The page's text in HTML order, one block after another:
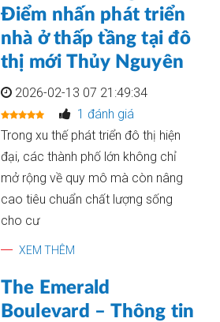
Điểm nhấn phát triển
nhà ở thấp tầng tại đô
thị mới Thủy Nguyên
2026-02-13 07 21:49:34
1 đánh giá
Trong xu thế phát triển đô thị hiện
đại, các thành phố lớn không chỉ
mở rộng về quy mô mà còn nâng
cao tiêu chuẩn chất lượng sống
cho cư
XEM THÊM
The Emerald
Boulevard – Thông tin